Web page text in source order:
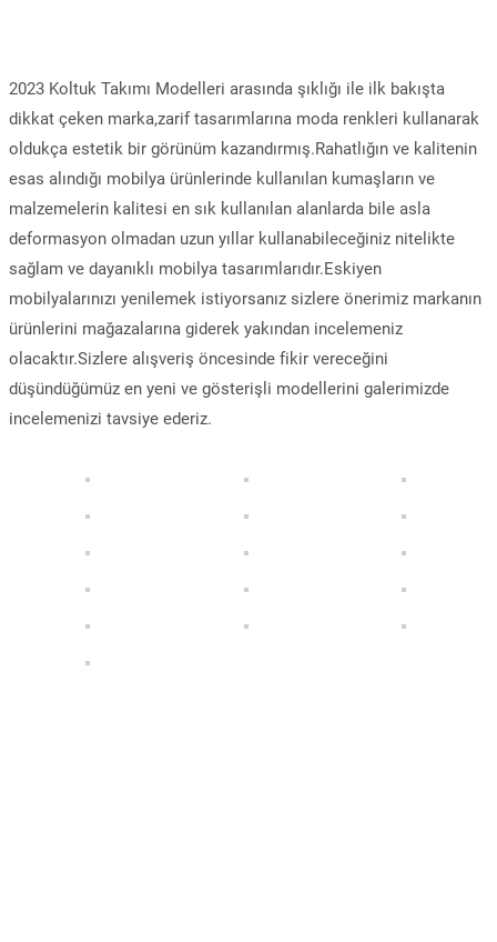
2023 Koltuk Takımı Modelleri arasında şıklığı ile ilk bakışta
dikkat çeken marka,zarif tasarımlarına moda renkleri kullanarak
oldukça estetik bir görünüm kazandırmış.Rahatlığın ve kalitenin
esas alındığı mobilya ürünlerinde kullanılan kumaşların ve
malzemelerin kalitesi en sık kullanılan alanlarda bile asla
deformasyon olmadan uzun yıllar kullanabileceğiniz nitelikte
sağlam ve dayanıklı mobilya tasarımlarıdır.Eskiyen
mobilyalarınızı yenilemek istiyorsanız sizlere önerimiz markanın
ürünlerini mağazalarına giderek yakından incelemeniz
olacaktır.Sizlere alışveriş öncesinde fikir vereceğini
düşündüğümüz en yeni ve gösterişli modellerini galerimizde
incelemenizi tavsiye ederiz.